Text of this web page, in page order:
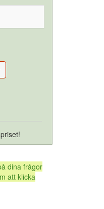
dina frågor
att klicka